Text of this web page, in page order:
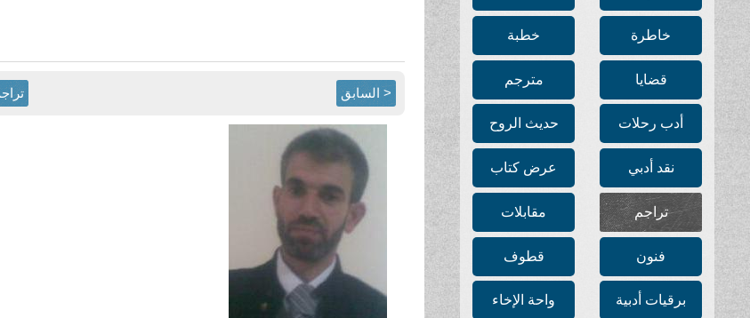
خاطرة خطبة
قضايا مترجم
أدب رحلات حديث الروح
نقد أدبي عرض كتاب
تراجم مقابلات
فنون قطوف
برقيات أدبية واحة الإخاء
< السابق